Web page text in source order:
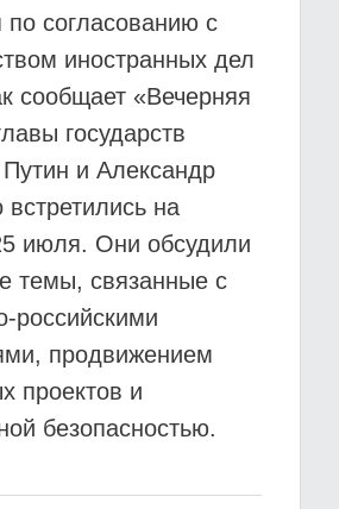
по согласованию с
иностранных дел
сообщает «Вечерняя
государств
и Александр
на
июля. Они обсудили
темы, связанные с
российскими
продвижением
проектов и
безопасностью.